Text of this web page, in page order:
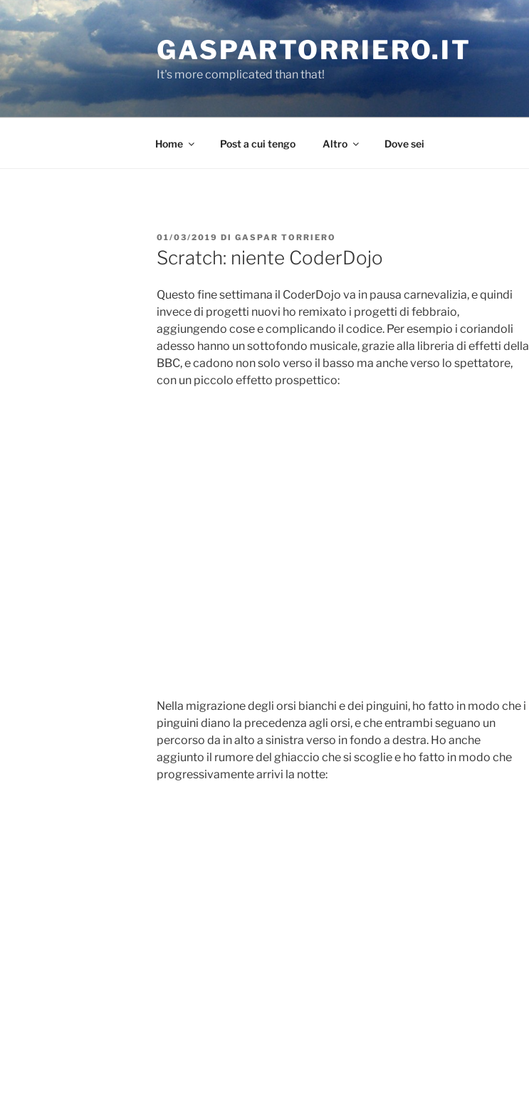
Salta
al
contenuto
GASPARTORRIERO.IT
It's more complicated than that!
Home Post a cui tengo Altro Dove sei
PUBBLICATO
IL
01/03/2019 DI GASPAR TORRIERO
Scratch: niente CoderDojo
Questo fine settimana il CoderDojo va in pausa carnevalizia, e quindi
invece di progetti nuovi ho remixato i progetti di febbraio,
aggiungendo cose e complicando il codice. Per esempio i coriandoli
adesso hanno un sottofondo musicale, grazie alla libreria di effetti della
BBC, e cadono non solo verso il basso ma anche verso lo spettatore,
con un piccolo effetto prospettico:
Nella migrazione degli orsi bianchi e dei pinguini, ho fatto in modo che i
pinguini diano la precedenza agli orsi, e che entrambi seguano un
percorso da in alto a sinistra verso in fondo a destra. Ho anche
aggiunto il rumore del ghiaccio che si scoglie e ho fatto in modo che
progressivamente arrivi la notte: